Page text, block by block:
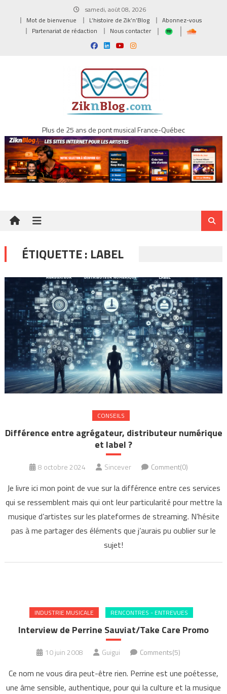
samedi, août 08, 2026
Mot de bienvenue
L’histoire de Zik’n’Blog
Abonnez-vous
Partenariat de rédaction
Nous contacter
Plus de 25 ans de pont musical France-Québec
ÉTIQUETTE : LABEL
CONSEILS
Différence entre agrégateur, distributeur numérique
et label ?
8 octobre 2024 Sincever Comment(0)
Je livre ici mon point de vue sur la différence entre ces services
qui se ressemblent mais qui ont leur particularité pour mettre la
musique d’artistes sur les plateformes de streaming. N’hésite
pas à me partager des éléments que j’aurais pu oublier sur le
sujet!
INDUSTRIE MUSICALE RENCONTRES - ENTREVUES
Interview de Perrine Sauviat/Take Care Promo
10 juin 2008 Guigui Comments(5)
Ce nom ne vous dira peut-être rien. Perrine est une poétesse,
une âme sensible, authentique, pour qui la culture et la musique